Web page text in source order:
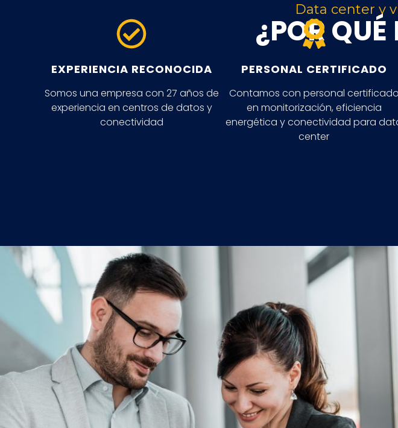
Data center y
¿POR QUÉ
EXPERIENCIA RECONOCIDA
Somos una empresa con 27 años de
experiencia en centros de datos y
conectividad
PERSONAL CERTIFICADO
Contamos con personal certificado
en monitorización, eficiencia
energética y conectividad para
center